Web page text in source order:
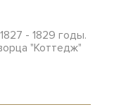
- 1829 годы.
"Коттедж"